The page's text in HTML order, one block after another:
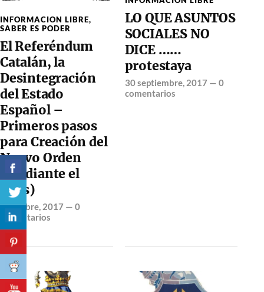
INFORMACION LIBRE,
SABER ES PODER
El Referéndum
Catalán, la
Desintegración
del Estado
Español –
Primeros pasos
para Creación del
Nuevo Orden
(mediante el
Caos)
2 octubre, 2017 — 0
comentarios
LO QUE ASUNTOS
SOCIALES NO
DICE ……
protestaya
30 septiembre, 2017— 0
comentarios